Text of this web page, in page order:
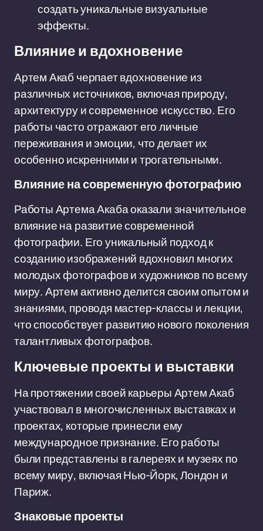
создать уникальные визуальные
эффекты.
Влияние и вдохновение
Артем Акаб черпает вдохновение из
различных источников, включая природу,
архитектуру и современное искусство. Его
работы часто отражают его личные
переживания и эмоции, что делает их
особенно искренними и трогательными.
Влияние на современную фотографию
Работы Артема Акаба оказали значительное
влияние на развитие современной
фотографии. Его уникальный подход к
созданию изображений вдохновил многих
молодых фотографов и художников по всему
миру. Артем активно делится своим опытом и
знаниями, проводя мастер-классы и лекции,
что способствует развитию нового поколения
талантливых фотографов.
Ключевые проекты и выставки
На протяжении своей карьеры Артем Акаб
участвовал в многочисленных выставках и
проектах, которые принесли ему
международное признание. Его работы
были представлены в галереях и музеях по
всему миру, включая Нью-Йорк, Лондон и
Париж.
Знаковые проекты